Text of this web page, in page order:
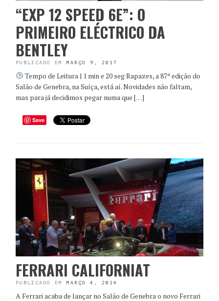
“EXP 12 SPEED 6E”: O
PRIMEIRO ELÉCTRICO DA
BENTLEY
PUBLICADO EM MARÇO 9, 2017
Tempo de Leitura | 1 min e 20 seg Rapazes, a 87ª edição do
Salão de Genebra, na Suíça, está aí. Novidades não faltam,
mas para já decidimos pegar numa que […]
Save
FERRARI CALIFORNIAT
PUBLICADO EM MARÇO 4, 2014
A Ferrari acaba de lançar no Salão de Genebra o novo Ferrari